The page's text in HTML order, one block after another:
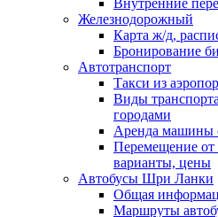
Внутренние
Железнодорожный
Карта ж/д,
Бронирование
Автотранспорт
Такси из
Виды
городами
Аренда машины
Перемещение от
варианты, цены
Автобусы Шри Ланки
Общая
Маршруты